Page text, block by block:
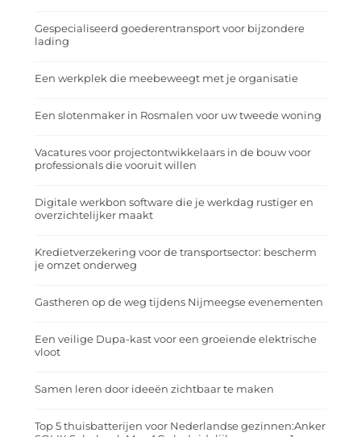
Gespecialiseerd goederentransport voor bijzondere
lading
Een werkplek die meebeweegt met je organisatie
Een slotenmaker in Rosmalen voor uw tweede woning
Vacatures voor projectontwikkelaars in de bouw voor
professionals die vooruit willen
Digitale werkbon software die je werkdag rustiger en
overzichtelijker maakt
Kredietverzekering voor de transportsector: bescherm
je omzet onderweg
Gastheren op de weg tijdens Nijmeegse evenementen
Een veilige Dupa-kast voor een groeiende elektrische
vloot
Samen leren door ideeën zichtbaar te maken
Top 5 thuisbatterijen voor Nederlandse gezinnen:Anker